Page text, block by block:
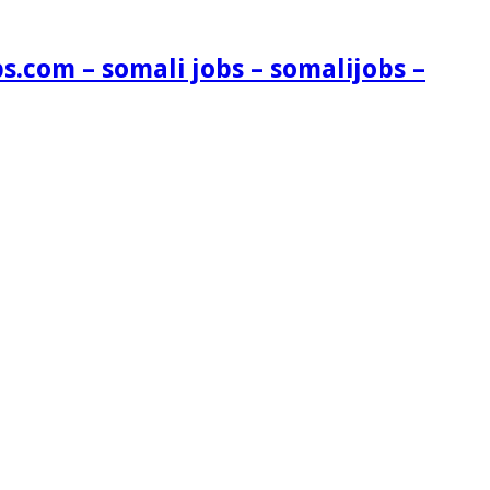
– somali jobs – somalijobs –